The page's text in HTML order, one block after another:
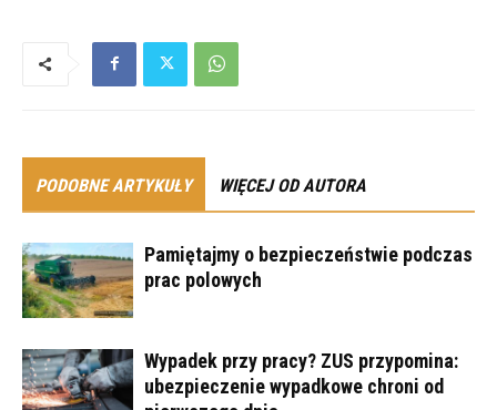
PODOBNE ARTYKUŁY WIĘCEJ OD AUTORA
Pamiętajmy o bezpieczeństwie podczas
prac polowych
Wypadek przy pracy? ZUS przypomina:
ubezpieczenie wypadkowe chroni od